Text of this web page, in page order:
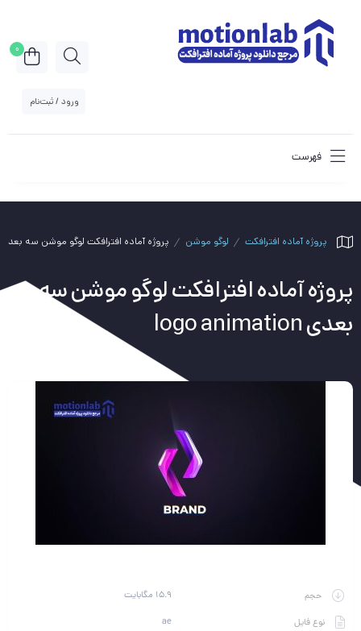
ورود / ثبت‌نام
0
فهرست
پروژه آماده افترافکت لوگو موشن پروژه آماده افترافکت لوگو موشن سه بعدی logo animation
پروژه آماده افترافکت لوگو موشن سه
بعدی logo animation
حجم 15.9 مگابایت
نوع فایل ae